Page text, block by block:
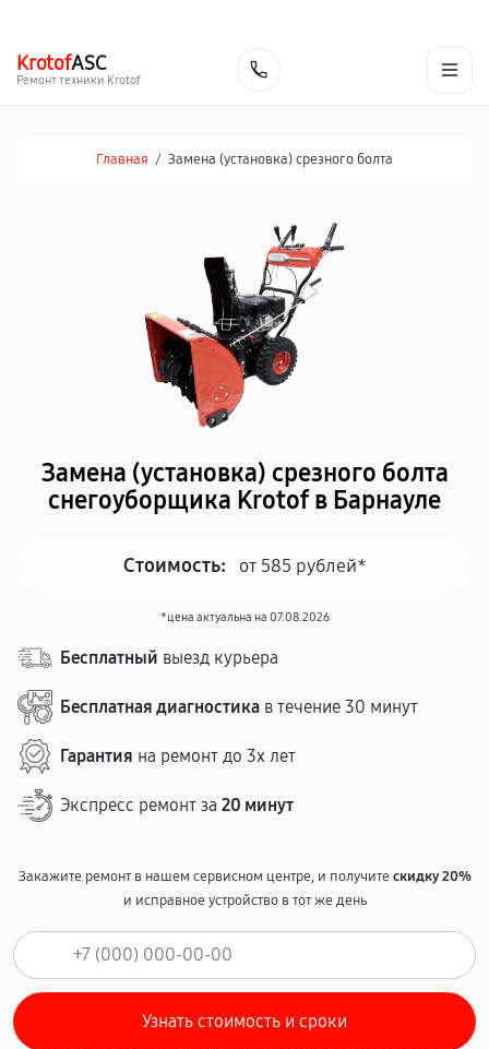
KrotofASC
Ремонт техники Krotof
Главная / Замена (установка) срезного болта
Замена (установка) срезного болта
снегоуборщика Krotof в Барнауле
Стоимость: от 585 рублей*
*цена актуальна на 07.08.2026
Бесплатный выезд курьера
Бесплатная диагностика в течение 30 минут
Гарантия на ремонт до 3х лет
Экспресс ремонт за 20 минут
Закажите ремонт в нашем сервисном центре, и получитескидку 20%
и исправное устройство в тот же день